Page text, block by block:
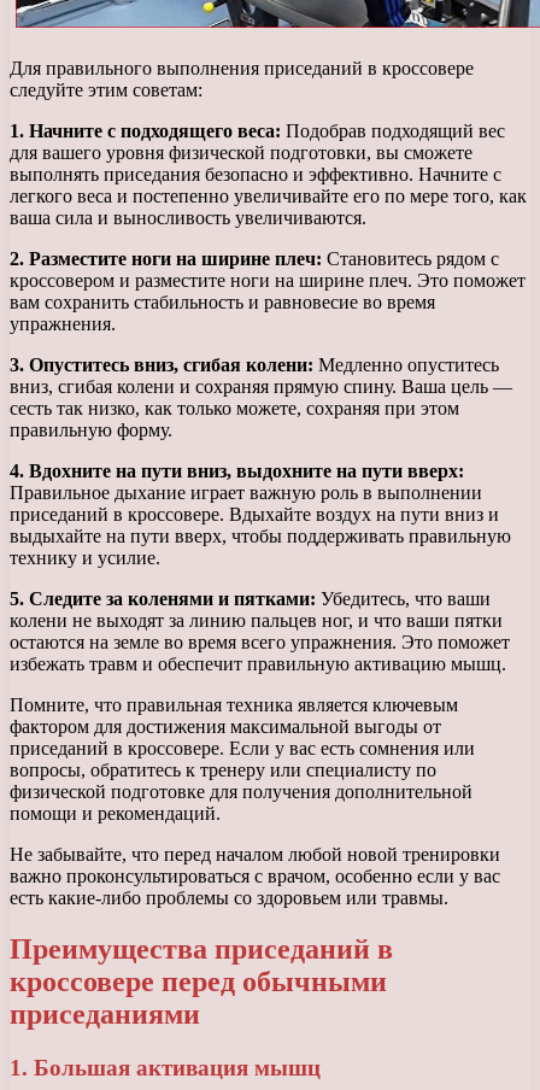
Для правильного выполнения приседаний в кроссовере
следуйте этим советам:
1. Начните с подходящего веса: Подобрав подходящий вес
для вашего уровня физической подготовки, вы сможете
выполнять приседания безопасно и эффективно. Начните с
легкого веса и постепенно увеличивайте его по мере того, как
ваша сила и выносливость увеличиваются.
2. Разместите ноги на ширине плеч: Становитесь рядом с
кроссовером и разместите ноги на ширине плеч. Это поможет
вам сохранить стабильность и равновесие во время
упражнения.
3. Опуститесь вниз, сгибая колени: Медленно опуститесь
вниз, сгибая колени и сохраняя прямую спину. Ваша цель —
сесть так низко, как только можете, сохраняя при этом
правильную форму.
4. Вдохните на пути вниз, выдохните на пути вверх:
Правильное дыхание играет важную роль в выполнении
приседаний в кроссовере. Вдыхайте воздух на пути вниз и
выдыхайте на пути вверх, чтобы поддерживать правильную
технику и усилие.
5. Следите за коленями и пятками: Убедитесь, что ваши
колени не выходят за линию пальцев ног, и что ваши пятки
остаются на земле во время всего упражнения. Это поможет
избежать травм и обеспечит правильную активацию мышц.
Помните, что правильная техника является ключевым
фактором для достижения максимальной выгоды от
приседаний в кроссовере. Если у вас есть сомнения или
вопросы, обратитесь к тренеру или специалисту по
физической подготовке для получения дополнительной
помощи и рекомендаций.
Не забывайте, что перед началом любой новой тренировки
важно проконсультироваться с врачом, особенно если у вас
есть какие-либо проблемы со здоровьем или травмы.
Преимущества приседаний в
кроссовере перед обычными
приседаниями
1. Большая активация мышц